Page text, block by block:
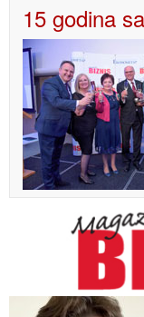
15 godina